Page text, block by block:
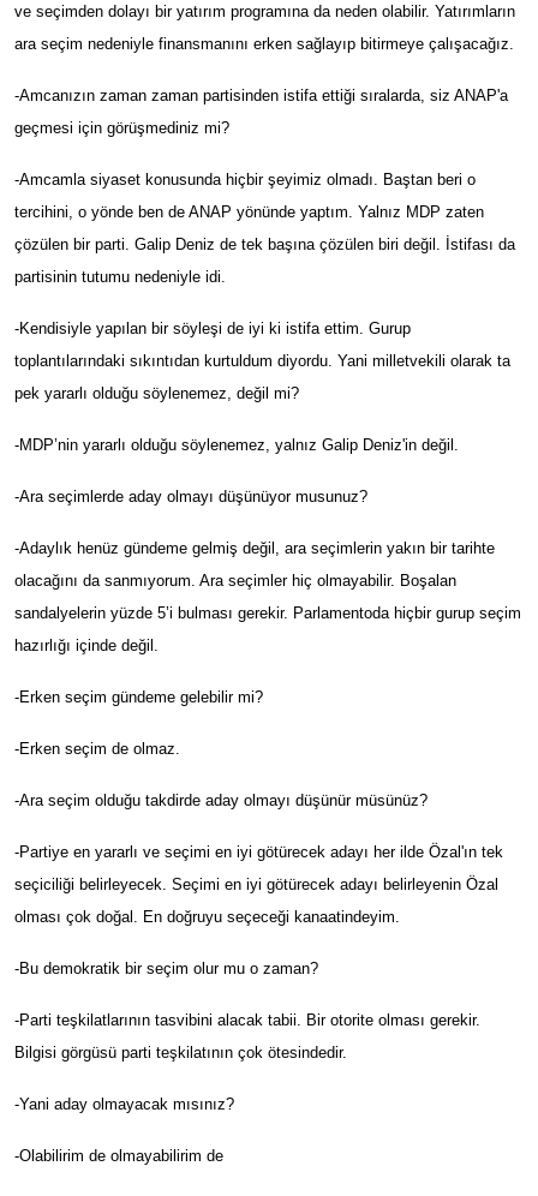
ve seçimden dolayı bir yatırım programına da neden olabilir. Yatırımların
ara seçim nedeniyle finansmanını erken sağlayıp bitirmeye çalışacağız.
-Amcanızın zaman zaman partisinden istifa ettiği sıralarda, siz ANAP'a
geçmesi için görüşmediniz mi?
-Amcamla siyaset konusunda hiçbir şeyimiz olmadı. Baştan beri o
tercihini, o yönde ben de ANAP yönünde yaptım. Yalnız MDP zaten
çözülen bir parti. Galip Deniz de tek başına çözülen biri değil. İstifası da
partisinin tutumu nedeniyle idi.
-Kendisiyle yapılan bir söyleşi de iyi ki istifa ettim. Gurup
toplantılarındaki sıkıntıdan kurtuldum diyordu. Yani milletvekili olarak ta
pek yararlı olduğu söylenemez, değil mi?
-MDP’nin yararlı olduğu söylenemez, yalnız Galip Deniz'in değil.
-Ara seçimlerde aday olmayı düşünüyor musunuz?
-Adaylık henüz gündeme gelmiş değil, ara seçimlerin yakın bir tarihte
olacağını da sanmıyorum. Ara seçimler hiç olmayabilir. Boşalan
sandalyelerin yüzde 5’i bulması gerekir. Parlamentoda hiçbir gurup seçim
hazırlığı içinde değil.
-Erken seçim gündeme gelebilir mi?
-Erken seçim de olmaz.
-Ara seçim olduğu takdirde aday olmayı düşünür müsünüz?
-Partiye en yararlı ve seçimi en iyi götürecek adayı her ilde Özal'ın tek
seçiciliği belirleyecek. Seçimi en iyi götürecek adayı belirleyenin Özal
olması çok doğal. En doğruyu seçeceği kanaatindeyim.
-Bu demokratik bir seçim olur mu o zaman?
-Parti teşkilatlarının tasvibini alacak tabii. Bir otorite olması gerekir.
Bilgisi görgüsü parti teşkilatının çok ötesindedir.
-Yani aday olmayacak mısınız?
-Olabilirim de olmayabilirim de